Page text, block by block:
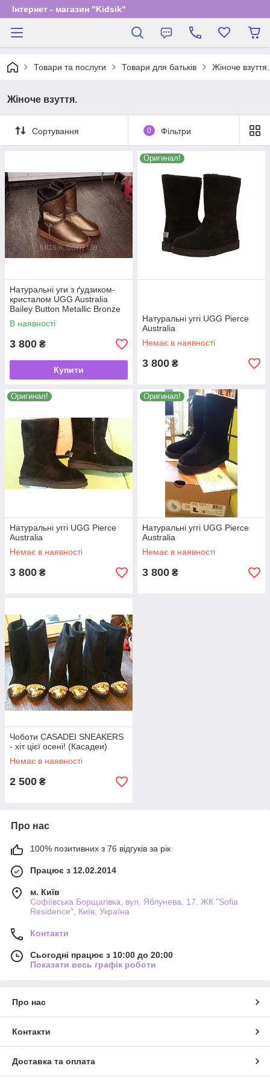
Інтернет - магазин "Kidsik"
Товари та послуги Товари для батьків Жіноче взуття.
Жіноче взуття.
Сортування 0 Фільтри
Натуральні уги з ґудзиком-
кристалом UGG Australia
Bailey Button Metallic Bronze
Jewel
В наявності
3 800 ₴
Купити
Оригинал!
Натуральні уггі UGG Pierce
Australia
Немає в наявності
3 800 ₴
Оригинал!
Натуральні уггі UGG Pierce
Australia
Немає в наявності
3 800 ₴
Оригинал!
Натуральні уггі UGG Pierce
Australia
Немає в наявності
3 800 ₴
Чоботи CASADEI SNEAKERS
- хіт цієї осені! (Касадеи)
Немає в наявності
2 500 ₴
Про нас
100% позитивних з 76 відгуків за рік
Працює з 12.02.2014
м. Київ
Софіївська Борщагівка, вул. Яблунева, 17. ЖК "Sofia
Residence", Київ, Україна
Контакти
Сьогодні працює з 10:00 до 20:00
Показати весь графік роботи
Про нас
Контакти
Доставка та оплата